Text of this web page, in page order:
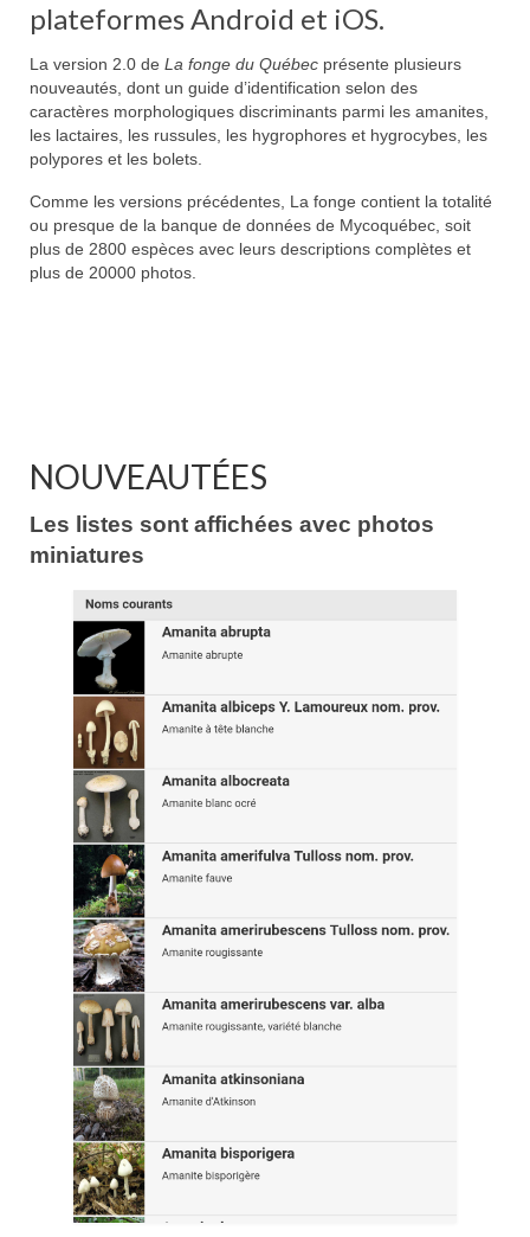
plateformes Android et iOS.
La version 2.0 de La fonge du Québec présente plusieurs
nouveautés, dont un guide d’identification selon des
caractères morphologiques discriminants parmi les amanites,
les lactaires, les russules, les hygrophores et hygrocybes, les
polypores et les bolets.
Comme les versions précédentes, La fonge contient la totalité
ou presque de la banque de données de Mycoquébec, soit
plus de 2800 espèces avec leurs descriptions complètes et
plus de 20000 photos.
NOUVEAUTÉES
Les listes sont affichées avec photos
miniatures